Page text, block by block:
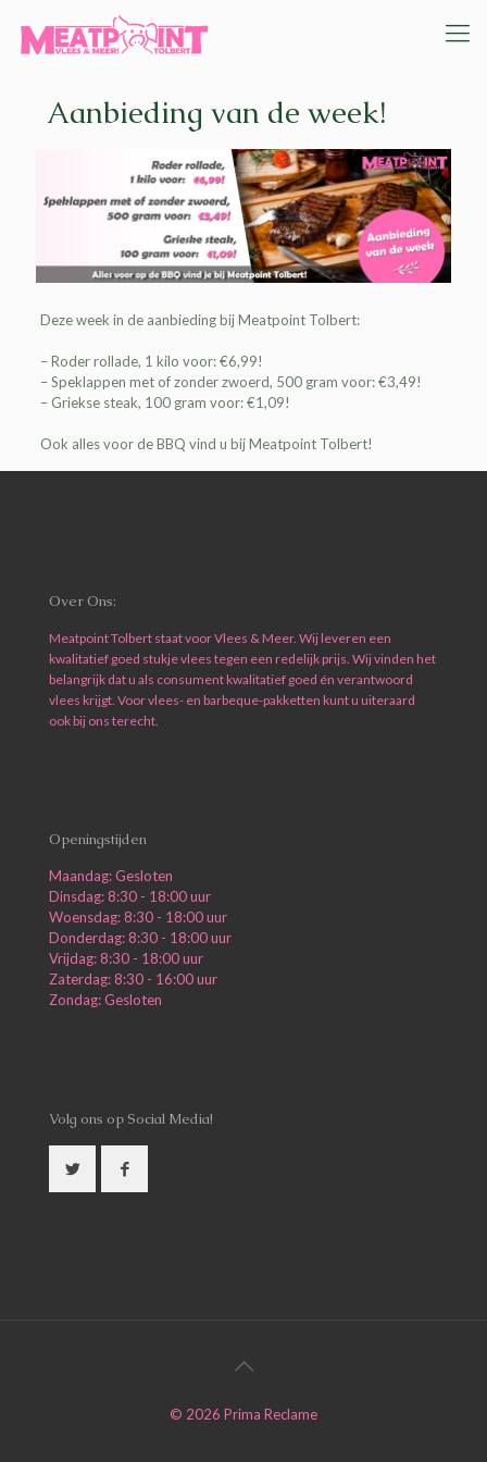
Aanbieding van de week!
Deze week in de aanbieding bijMeatpoint Tolbert:
– Roder rollade, 1 kilo voor: €6,99!
– Speklappen met of zonder zwoerd, 500 gram voor: €3,49!
– Griekse steak, 100 gram voor: €1,09!
Ook alles voor de BBQ vind u bijMeatpoint Tolbert!
Over Ons:
Meatpoint Tolbert staat voor Vlees & Meer. Wij leveren een
kwalitatief goed stukje vlees tegen een redelijk prijs. Wij vinden het
belangrijk dat u als consument kwalitatief goed én verantwoord
vlees krijgt. Voor vlees- en barbeque-pakketten kunt u uiteraard
ook bij ons terecht.
Openingstijden
Maandag: Gesloten
Dinsdag: 8:30 - 18:00 uur
Woensdag: 8:30 - 18:00 uur
Donderdag: 8:30 - 18:00 uur
Vrijdag: 8:30 - 18:00 uur
Zaterdag: 8:30 - 16:00 uur
Zondag: Gesloten
Volg ons op Social Media!
© 2026 Prima Reclame